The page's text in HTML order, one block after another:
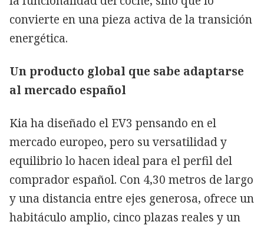
convierte en una pieza activa de la transición
energética.
Un producto global que sabe adaptarse
al mercado español
Kia ha diseñado el EV3 pensando en el
mercado europeo, pero su versatilidad y
equilibrio lo hacen ideal para el perfil del
comprador español. Con 4,30 metros de largo
y una distancia entre ejes generosa, ofrece un
habitáculo amplio, cinco plazas reales y un